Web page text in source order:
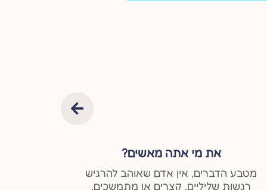
את מי אתה מאשים?
מטבע הדברים, אין אדם שאוהב להרגיש
רגשות שליליים, קצרים או מתמשכים,